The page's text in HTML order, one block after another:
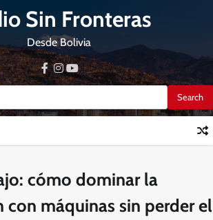
Sin Fronteras
Desde Bolivia
facebook
instagram
youtube
cómo dominar la
máquinas sin perder el